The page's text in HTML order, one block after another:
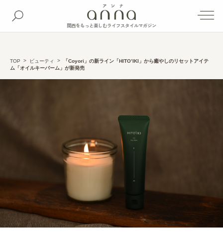
関西をもっと楽しむライフスタイルマガジン
TOP ビューティ
「Coyori」の新ライン「HITO’IKI」から癒やしのリセットアイテ
ム「オイルキーバーム」が新発売